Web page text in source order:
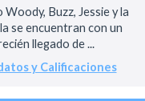
Woody, Buzz, Jessie y la
se encuentran con un
llegado de ...
y Calificaciones